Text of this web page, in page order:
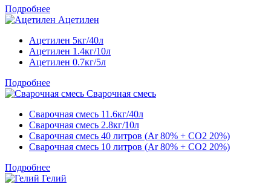
Подробнее
Ацетилен
Ацетилен 5кг/40л
Ацетилен 1.4кг/10л
Ацетилен 0.7кг/5л
Подробнее
Сварочная смесь
Сварочная смесь 11.6кг/40л
Сварочная смесь 2.8кг/10л
Сварочная смесь 40 литров (Ar 80% + CO2 20%)
Сварочная смесь 10 литров (Ar 80% + CO2 20%)
Подробнее
Гелий